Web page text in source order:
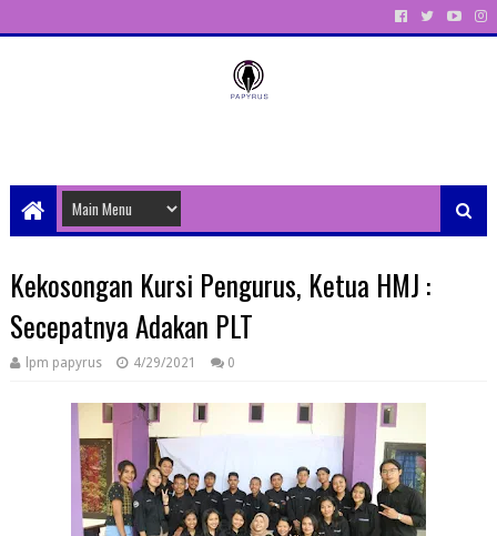
Kekosongan Kursi Pengurus, Ketua HMJ :
Secepatnya Adakan PLT
lpm papyrus 4/29/2021 0